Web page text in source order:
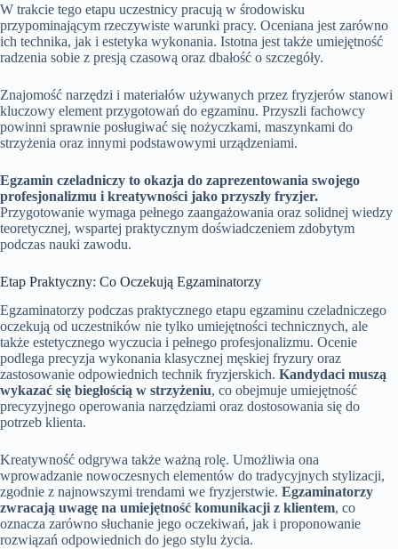
W trakcie tego etapu uczestnicy pracują w środowisku
przypominającym rzeczywiste warunki pracy. Oceniana jest zarówno
ich technika, jak i estetyka wykonania. Istotna jest także umiejętność
radzenia sobie z presją czasową oraz dbałość o szczegóły.
Znajomość narzędzi i materiałów używanych przez fryzjerów stanowi
kluczowy element przygotowań do egzaminu. Przyszli fachowcy
powinni sprawnie posługiwać się nożyczkami, maszynkami do
strzyżenia oraz innymi podstawowymi urządzeniami.
Egzamin czeladniczy to okazja do zaprezentowania swojego
profesjonalizmu i kreatywności jako przyszły fryzjer.
Przygotowanie wymaga pełnego zaangażowania oraz solidnej wiedzy
teoretycznej, wspartej praktycznym doświadczeniem zdobytym
podczas nauki zawodu.
Etap Praktyczny: Co Oczekują Egzaminatorzy
Egzaminatorzy podczas praktycznego etapu egzaminu czeladniczego
oczekują od uczestników nie tylko umiejętności technicznych, ale
także estetycznego wyczucia i pełnego profesjonalizmu. Ocenie
podlega precyzja wykonania klasycznej męskiej fryzury oraz
zastosowanie odpowiednich technik fryzjerskich. Kandydaci muszą
wykazać się biegłością w strzyżeniu, co obejmuje umiejętność
precyzyjnego operowania narzędziami oraz dostosowania się do
potrzeb klienta.
Kreatywność odgrywa także ważną rolę. Umożliwia ona
wprowadzanie nowoczesnych elementów do tradycyjnych stylizacji,
zgodnie z najnowszymi trendami we fryzjerstwie. Egzaminatorzy
zwracają uwagę na umiejętność komunikacji z klientem, co
oznacza zarówno słuchanie jego oczekiwań, jak i proponowanie
rozwiązań odpowiednich do jego stylu życia.